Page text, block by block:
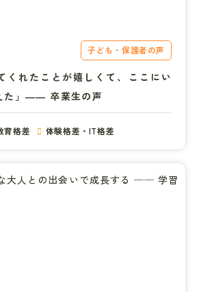
子ども・保護者の声
くれたことが嬉しくて、ここにい
た」―― 卒業生の声
育格差 体験格差・IT格差